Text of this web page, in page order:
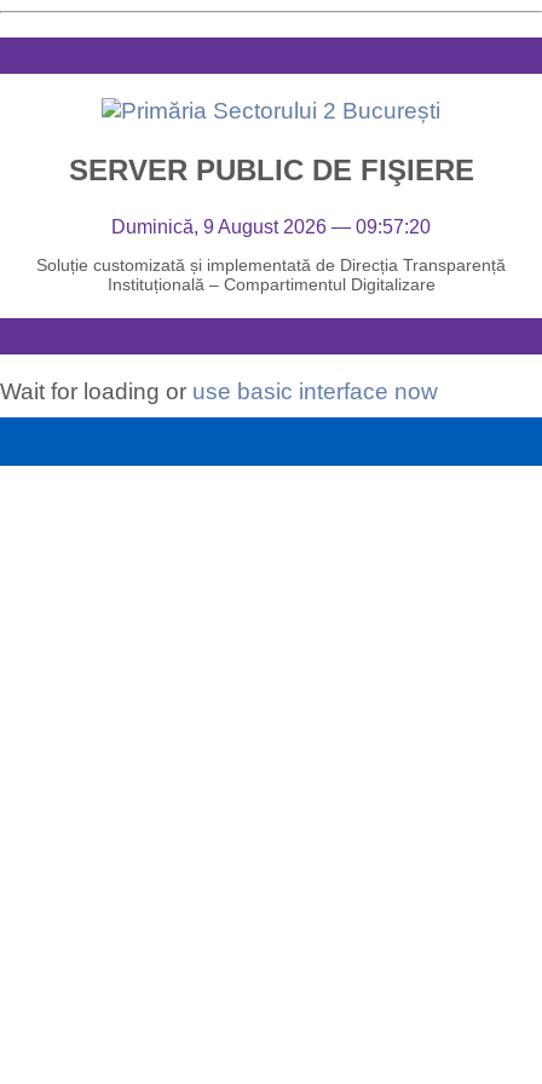
SERVER PUBLIC DE FIŞIERE
Duminică, 9 August 2026 — 09:57:20
Soluție customizată și implementată de Direcția Transparență
Instituțională – Compartimentul Digitalizare
Wait for loading or use basic interface now